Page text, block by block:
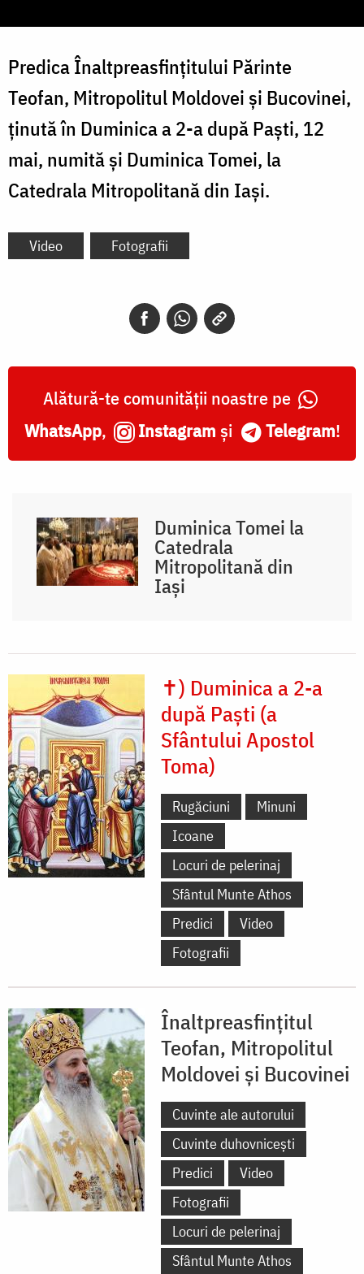
Predica Înaltpreasfințitului Părinte
Teofan, Mitropolitul Moldovei și Bucovinei,
ținută în Duminica a 2-a după Paști, 12
mai, numită și Duminica Tomei, la
Catedrala Mitropolitană din Iași.
Video Fotografii
Alătură-te comunității noastre pe
WhatsApp, Instagram și Telegram!
Duminica Tomei la
Catedrala
Mitropolitană din
Iași
✝) Duminica a 2-a
după Paști (a
Sfântului Apostol
Toma)
Rugăciuni
Minuni
Icoane
Locuri de pelerinaj
Sfântul Munte Athos
Predici
Video
Fotografii
Înaltpreasfințitul
Teofan, Mitropolitul
Moldovei și Bucovinei
Cuvinte ale autorului
Cuvinte duhovnicești
Predici
Video
Fotografii
Locuri de pelerinaj
Sfântul Munte Athos